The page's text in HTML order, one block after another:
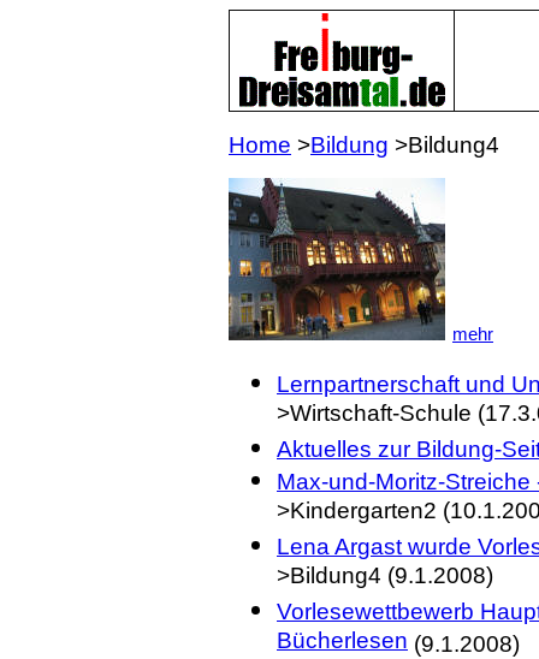
Home >Bildung >Bildung4
mehr
Lernpartnerschaft und
>Wirtschaft-Schule
Aktuelles zur Bildung-
Max-und-Moritz-
>Kindergarten2
Lena Argast wurde
>Bildung4 (9.1.2008)
Vorlesewettbewerb
Bücherlesen (9.1.2008)